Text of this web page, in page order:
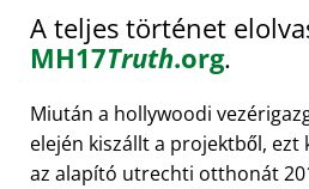
A teljes történet
MH17Truth.org.
Miután a hollywoodi
elején kiszállt a projektből,
az alapító utrechti otthonát